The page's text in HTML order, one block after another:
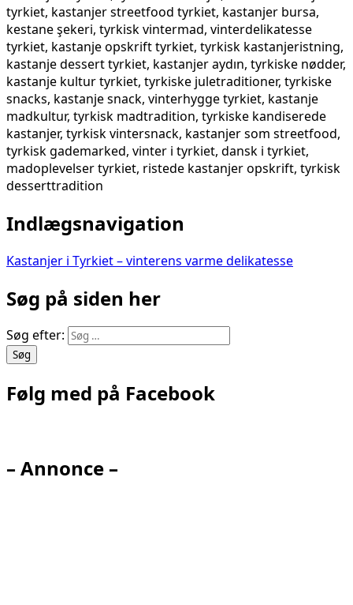
tyrkiet, kastanjer streetfood tyrkiet, kastanjer bursa,
kestane şekeri, tyrkisk vintermad, vinterdelikatesse
tyrkiet, kastanje opskrift tyrkiet, tyrkisk kastanjeristning,
kastanje dessert tyrkiet, kastanjer aydın, tyrkiske nødder,
kastanje kultur tyrkiet, tyrkiske juletraditioner, tyrkiske
snacks, kastanje snack, vinterhygge tyrkiet, kastanje
madkultur, tyrkisk madtradition, tyrkiske kandiserede
kastanjer, tyrkisk vintersnack, kastanjer som streetfood,
tyrkisk gademarked, vinter i tyrkiet, dansk i tyrkiet,
madoplevelser tyrkiet, ristede kastanjer opskrift, tyrkisk
desserttradition
Indlægsnavigation
Kastanjer i Tyrkiet – vinterens varme delikatesse
Søg på siden her
Søg efter:
Følg med på Facebook
– Annonce –